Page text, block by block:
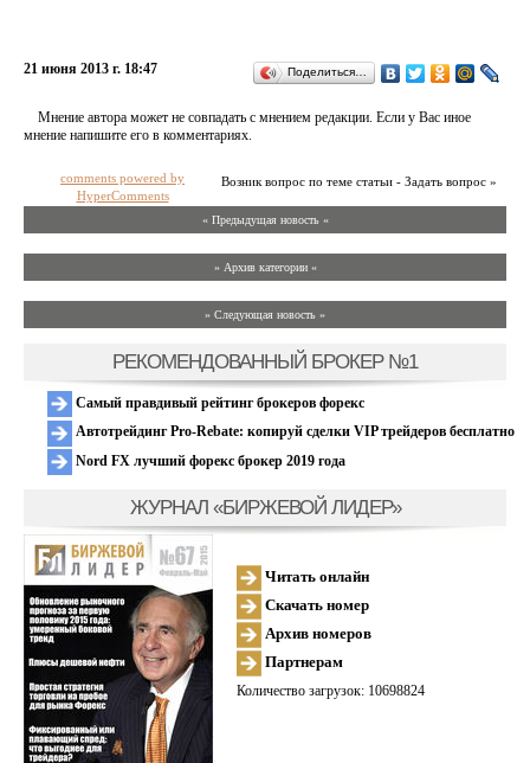
21 июня 2013 г. 18:47 Поделиться…
Мнение автора может не совпадать с мнением редакции. Если у Вас иное
мнение напишите его в комментариях.
Возник вопрос по теме статьи - Задать вопрос »
comments powered by
HyperComments
« Предыдущая новость «
» Архив категории «
» Следующая новость »
РЕКОМЕНДОВАННЫЙ БРОКЕР №1
Самый правдивый рейтинг брокеров форекс
Автотрейдинг Pro-Rebate: копируй сделки VIP трейдеров бесплатно
Nord FX лучший форекс брокер 2019 года
ЖУРНАЛ «БИРЖЕВОЙ ЛИДЕР»
Читать онлайн
Скачать номер
Архив номеров
Партнерам
Количество загрузок: 10698824